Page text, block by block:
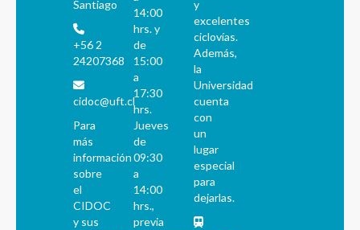
Santiago
+56 2
24207368
cidoc@uft.cl
Para
más
información
sobre
el
CIDOC
y sus
14:00
hrs. y
de
15:00
a
17:30
hrs.
Jueves
de
09:30
a
14:00
hrs.,
previa
y
excelentes
ciclovías.
Además,
la
Universidad
cuenta
con
un
lugar
especial
para
dejarlas.